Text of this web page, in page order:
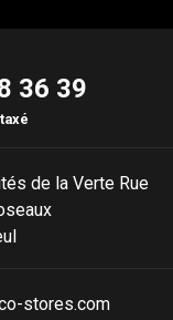
36 39
de la Verte Rue
stores.com